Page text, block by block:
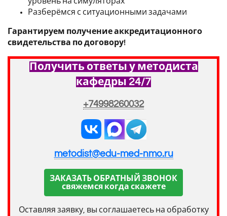
Разберёмся с ситуационными задачами
Гарантируем получение аккредитационного
свидетельства по договору!
Получить ответы у методиста
кафедры 24/7
+74998260032
metodist@edu-med-nmo.ru
ЗАКАЗАТЬ ОБРАТНЫЙ ЗВОНОК
свяжемся когда скажете
Оставляя заявку, вы соглашаетесь на обработку